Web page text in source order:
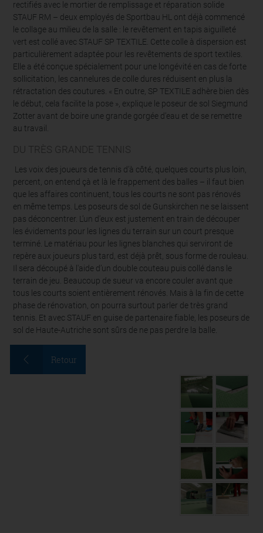
rectifiés avec le mortier de remplissage et réparation solide
STAUF RM – deux employés de Sportbau HL ont déjà commencé
le collage au milieu de la salle : le revêtement en tapis aiguilleté
vert est collé avec STAUF SP TEXTILE. Cette colle à dispersion est
particulièrement adaptée pour les revêtements de sport textiles.
Elle a été conçue spécialement pour une longévité en cas de forte
sollicitation, les cannelures de colle dures réduisent en plus la
rétractation des coutures. « En outre, SP TEXTILE adhère bien dès
le début, cela facilite la pose », explique le poseur de sol Siegmund
Zotter avant de boire une grande gorgée d’eau et de se remettre
au travail.
DU TRÈS GRANDE TENNIS
Les voix des joueurs de tennis d’à côté, quelques courts plus loin,
percent, on entend çà et là le frappement des balles – il faut bien
que les affaires continuent, tous les courts ne sont pas rénovés
en même temps. Les poseurs de sol de Gunskirchen ne se laissent
pas déconcentrer. L’un d’eux est justement en train de découper
les évidements pour les lignes du terrain sur un court presque
terminé. Le matériau pour les lignes blanches qui serviront de
repère aux joueurs plus tard, est déjà prêt, sous forme de rouleau.
Il sera découpé à l'aide d’un double couteau puis collé dans le
terrain de jeu. Beaucoup de sueur va encore couler avant que
tous les courts soient entièrement rénovés. Mais à la fin de cette
phase de rénovation, on pourra surtout parler de très grand
tennis. Et avec STAUF en guise de partenaire fiable, les poseurs de
sol de Haute-Autriche sont sûrs de ne pas perdre la balle.
Retour